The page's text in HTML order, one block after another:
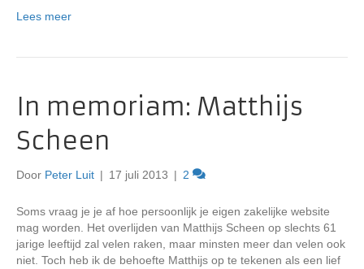
Lees meer
In memoriam: Matthijs
Scheen
Door Peter Luit | 17 juli 2013 | 2
Soms vraag je je af hoe persoonlijk je eigen zakelijke website
mag worden. Het overlijden van Matthijs Scheen op slechts 61
jarige leeftijd zal velen raken, maar minsten meer dan velen ook
niet. Toch heb ik de behoefte Matthijs op te tekenen als een lief